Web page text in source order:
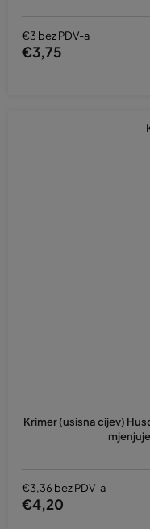
€3 bez PDV-a
€3,75
Krimer (usisna cijev)
€3,36 bez PDV-a
€4,20